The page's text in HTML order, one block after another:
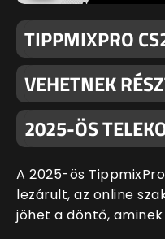
TIPPMIXPRO
VEHETNEK
2025-ÖS
A 2025-ös
lezárult, az online
jöhet a döntő,